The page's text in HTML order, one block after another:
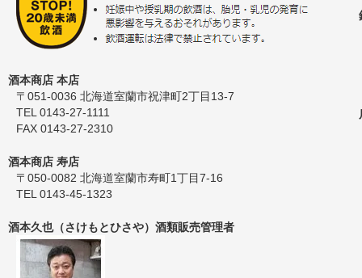
酒本商店 本店
〒051-0036 北海道室蘭市祝津町2丁目13-7
TEL 0143-27-1111
FAX 0143-27-2310
酒本商店 寿店
〒050-0082 北海道室蘭市寿町1丁目7-16
TEL 0143-45-1323
酒本久也（さけもとひさや）酒類販売管理者